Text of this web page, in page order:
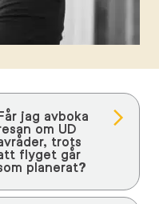
jag avboka
om UD
trots
flyget går
planerat?